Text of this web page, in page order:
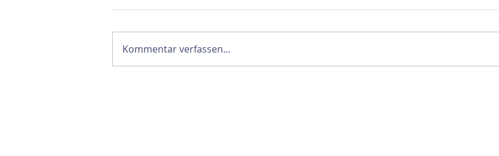
Kommentar verfassen...